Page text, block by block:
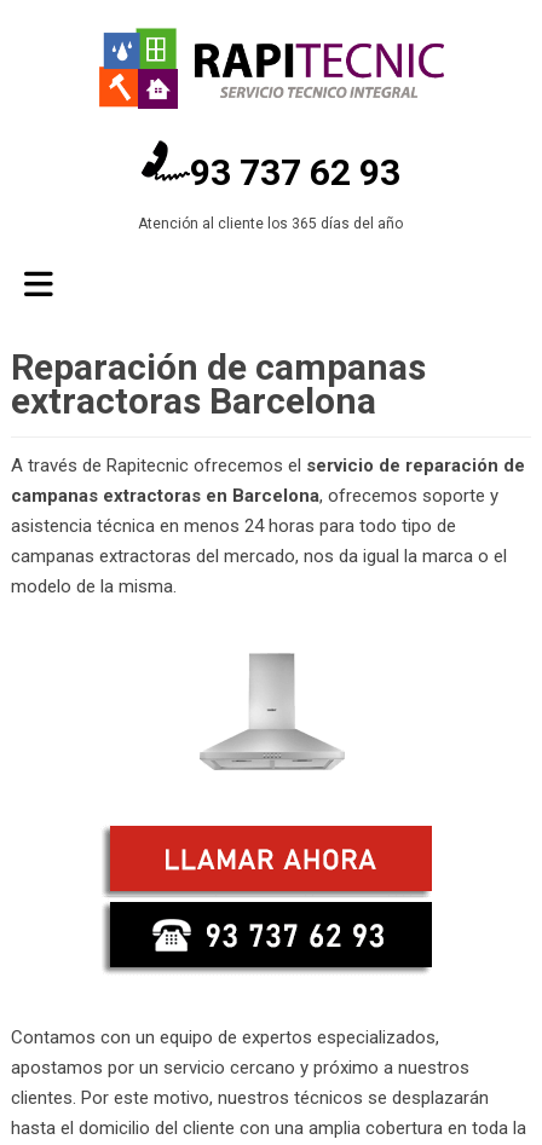
93 737 62 93
Atención al cliente los 365 días del año
Reparación de campanas
extractoras Barcelona
A través de Rapitecnic ofrecemos el servicio de reparación de
campanas extractoras en Barcelona, ofrecemos soporte y
asistencia técnica en menos 24 horas para todo tipo de
campanas extractoras del mercado, nos da igual la marca o el
modelo de la misma.
Contamos con un equipo de expertos especializados,
apostamos por un servicio cercano y próximo a nuestros
clientes. Por este motivo, nuestros técnicos se desplazarán
hasta el domicilio del cliente con una amplia cobertura en toda la